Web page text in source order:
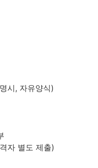
시, 자유양식)
자 별도 제출)